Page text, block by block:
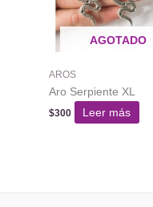
AGOTADO
AROS
Aro Serpiente XL
$300 Leer más